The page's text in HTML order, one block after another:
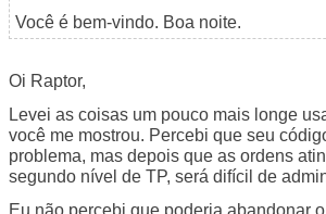
Você é bem-vindo. Boa noite.
Oi Raptor,
Levei as coisas um pouco mais longe
você me mostrou. Percebi que seu
problema, mas depois que as ordens
segundo nível de TP, será difícil de